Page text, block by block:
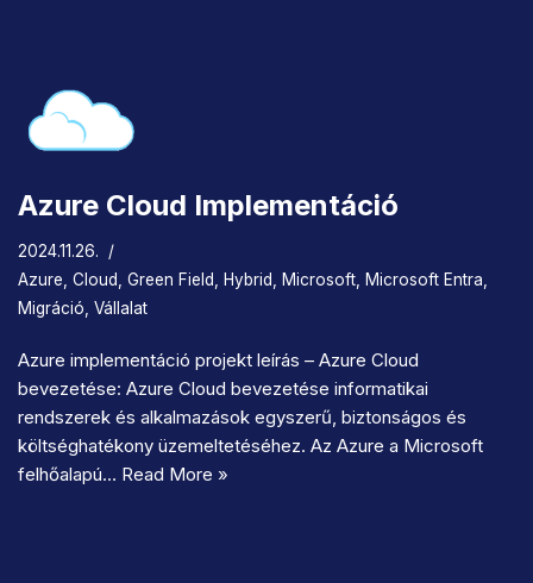
Azure Cloud Implementáció
2024.11.26.
Azure Cloud Green Field Hybrid Microsoft Microsoft Entra
Migráció Vállalat
Azure implementáció projekt leírás – Azure Cloud
bevezetése: Azure Cloud bevezetése informatikai
rendszerek és alkalmazások egyszerű, biztonságos és
költséghatékony üzemeltetéséhez. Az Azure a Microsoft
felhőalapú… Read More »